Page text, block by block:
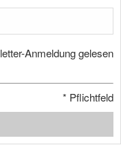
Anmeldung gelesen
* Pflichtfeld